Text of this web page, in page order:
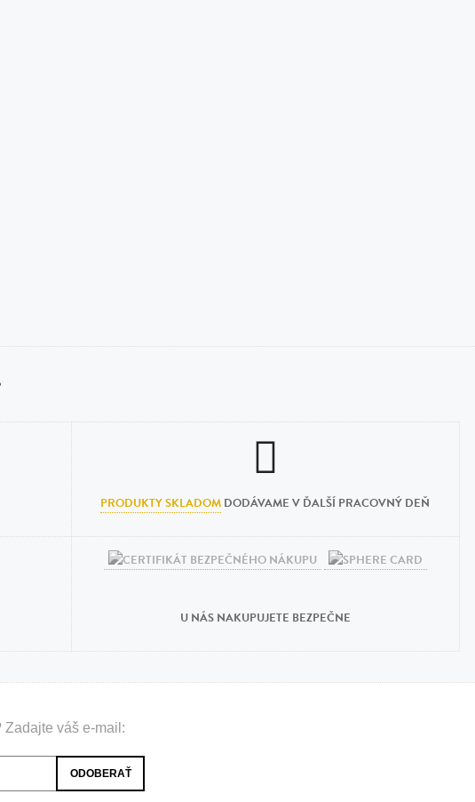
PRODUKTY SKLADOM DODÁVAME V ĎALŠÍ PRACOVNÝ DEŇ
U NÁS NAKUPUJETE BEZPEČNE
váš e-mail: